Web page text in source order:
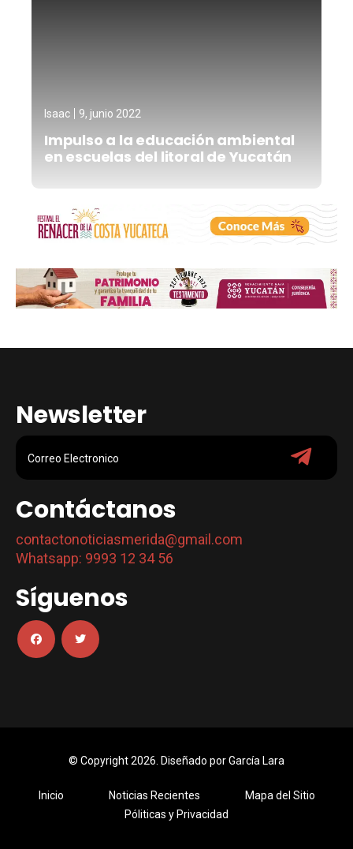
Isaac 9, junio 2022
Impulso a la educación ambiental
en escuelas del litoral de Yucatán
Newsletter
Contáctanos
contactonoticiasmerida@gmail.com
Whatsapp: 9993 12 34 56
Síguenos
© Copyright 2026. Diseñado porGarcía Lara
Inicio Noticias Recientes
Mapa del Sitio
Póliticas y Privacidad